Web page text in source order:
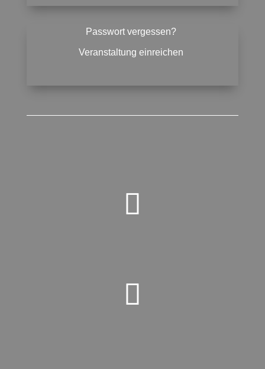
Passwort vergessen?
Veranstaltung einreichen